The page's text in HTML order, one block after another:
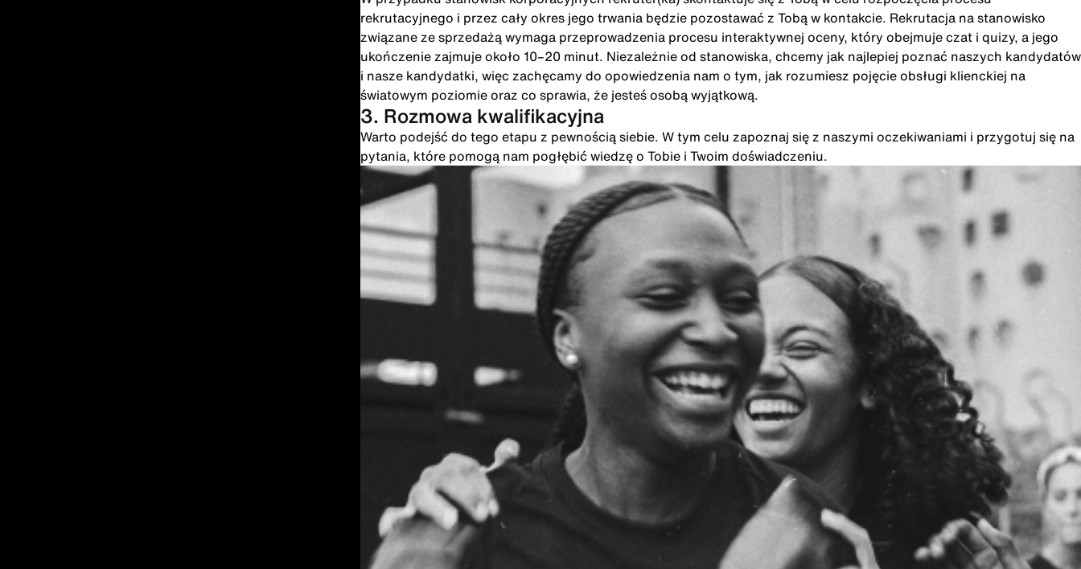
rekrutacyjnego i przez cały okres jego trwania będzie pozostawać z Tobą w kontakcie. Rekrutacja na stanowisko
związane ze sprzedażą wymaga przeprowadzenia procesu interaktywnej oceny, który obejmuje czat i quizy, a jego
ukończenie zajmuje około 10–20 minut. Niezależnie od stanowiska, chcemy jak najlepiej poznać naszych kandydatów
i nasze kandydatki, więc zachęcamy do opowiedzenia nam o tym, jak rozumiesz pojęcie obsługi klienckiej na
światowym poziomie oraz co sprawia, że jesteś osobą wyjątkową.
3. Rozmowa kwalifikacyjna
Warto podejść do tego etapu z pewnością siebie. W tym celu zapoznaj się z naszymi oczekiwaniami i przygotuj się na
pytania, które pomogą nam pogłębić wiedzę o Tobie i Twoim doświadczeniu.